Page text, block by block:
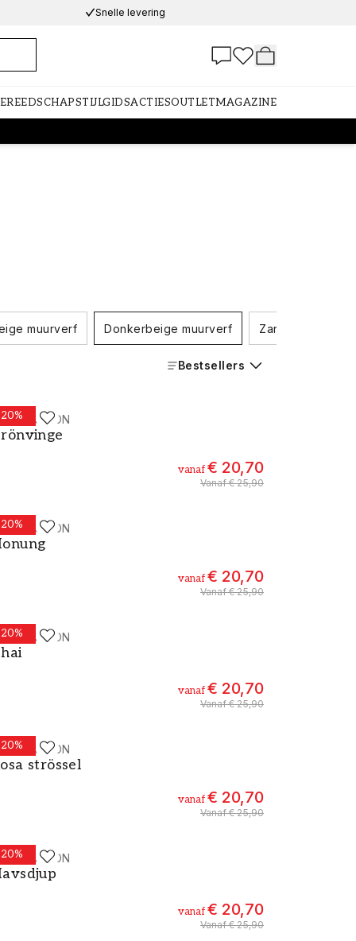
Snelle levering
STIJLGIDSACTIESOUTLETMAGAZINE
muurverf Donkerbeige muurverf Zandbeige
Bestsellers
20%
vanaf € 20,70
Vanaf € 25,90
- Kleur W66 Grönvinge
20%
vanaf € 20,70
Vanaf € 25,90
- Kleur W110 Honung
20%
vanaf € 20,70
Vanaf € 25,90
- Kleur W17 Chai
20%
strössel
vanaf € 20,70
Vanaf € 25,90
- Kleur W48 Rosa strössel
20%
vanaf € 20,70
Vanaf € 25,90
- Kleur W92 Havsdjup